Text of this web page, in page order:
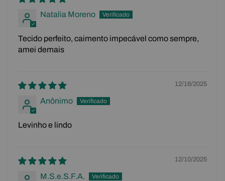
Natalia Moreno
Tecido perfeito, caimento impecável como sempre,
amei demais
12/16/2025
Anônimo
Levinho e lindo
12/10/2025
M.S.e.S.F.A.